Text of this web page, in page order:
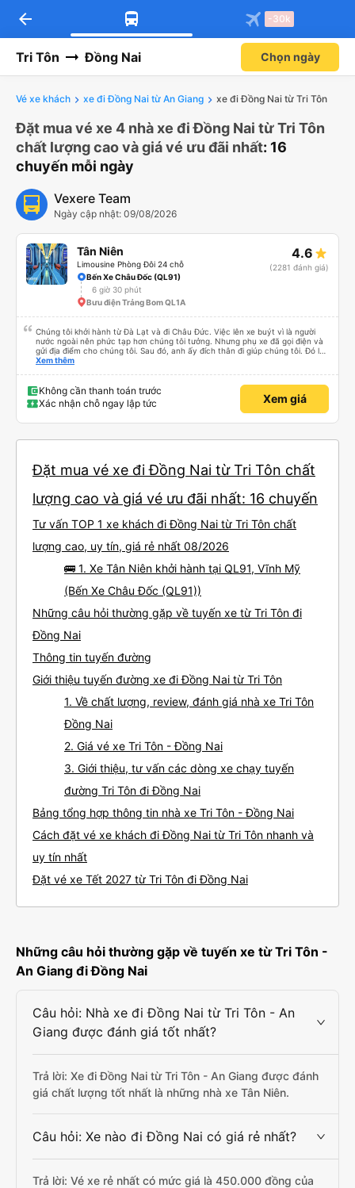
arrow_back -30k
Tri Tôn Đồng Nai Chọn ngày
Vé xe khách xe đi Đồng Nai từ An Giang xe đi Đồng Nai từ Tri Tôn
Đặt mua vé xe 4 nhà xe đi Đồng Nai từ Tri Tôn
chất lượng cao và giá vé ưu đãi nhất: 16
chuyến mỗi ngày
Vexere Team
Ngày cập nhật: 09/08/2026
Tân Niên
Limousine Phòng Đôi 24 chỗ
4.6
(2281 đánh giá)
Bến Xe Châu Đốc (QL91)
6 giờ 30 phút
Bưu điện Trảng Bom QL1A
Chúng tôi khởi hành từ Đà Lạt và đi Châu Đức. Việc lên xe buýt vì là người
nước ngoài nên phức tạp hơn chúng tôi tưởng. Nhưng phụ xe đã gọi điện và
gửi địa điểm cho chúng tôi. Sau đó, anh ấy đích thân đi giúp chúng tôi. Đó là
lần đầu tiên đi xe giường nằm với hai đứa trẻ nhỏ khá thú vị. Chúng tôi không
điểm dừng, họ đánh thức chúng tôi dậy và đảm bảo chúng tôi đã sẵn sàng.
Nhìn chung, đó là một trải nghiệm tốt. Mỗi giường đều có gối và chăn, và đủ
chỗ cho 1 người lớn và 1 trẻ em nằm thoải mái.
Xem thêm
Không cần thanh toán trước
Xác nhận chỗ ngay lập tức
Xem giá
Đặt mua vé xe đi Đồng Nai từ Tri Tôn chất
lượng cao và giá vé ưu đãi nhất: 16 chuyến
Tư vấn TOP 1 xe khách đi Đồng Nai từ Tri Tôn chất
lượng cao, uy tín, giá rẻ nhất 08/2026
🚌 1. Xe Tân Niên khởi hành tại QL91, Vĩnh Mỹ
(Bến Xe Châu Đốc (QL91))
Những câu hỏi thường gặp về tuyến xe từ Tri Tôn đi
Đồng Nai
Thông tin tuyến đường
Giới thiệu tuyến đường xe đi Đồng Nai từ Tri Tôn
1. Về chất lượng, review, đánh giá nhà xe Tri Tôn
Đồng Nai
2. Giá vé xe Tri Tôn - Đồng Nai
3. Giới thiệu, tư vấn các dòng xe chạy tuyến
đường Tri Tôn đi Đồng Nai
Bảng tổng hợp thông tin nhà xe Tri Tôn - Đồng Nai
Cách đặt vé xe khách đi Đồng Nai từ Tri Tôn nhanh và
uy tín nhất
Đặt vé xe Tết 2027 từ Tri Tôn đi Đồng Nai
Những câu hỏi thường gặp về tuyến xe từ Tri Tôn -
An Giang đi Đồng Nai
Câu hỏi: Nhà xe đi Đồng Nai từ Tri Tôn - An
Giang được đánh giá tốt nhất?
Trả lời: Xe đi Đồng Nai từ Tri Tôn - An Giang được đánh
giá chất lượng tốt nhất là những nhà xe Tân Niên.
Câu hỏi: Xe nào đi Đồng Nai có giá rẻ nhất?
Trả lời: Vé xe rẻ nhất có mức giá là 450.000 đồng của